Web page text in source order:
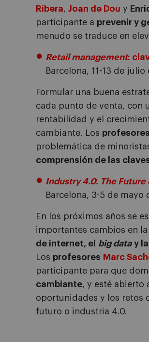
Ribera, Joan de Dou y
participante a prevenir y
menudo se traduce en
Retail management:
Barcelona, 11-13 de julio
Formular una buena
cada punto de venta, con
rentabilidad y el
cambiante. Los profesores
problemática de
comprensión de las
Industry 4.0. The
Barcelona, 3-5 de mayo
En los próximos años se
importantes cambios en
de internet, el big datay la
Los profesores Marc
participante para que
cambiante, y esté abierto
oportunidades y los retos
futuro o industria 4.0.